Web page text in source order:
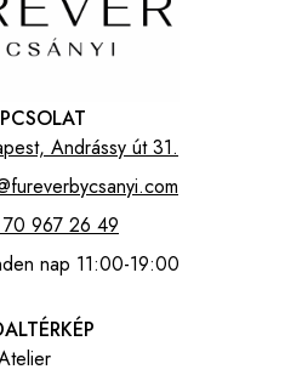
Andrássy út 31.
967 26 49
nap 11:00-19:00